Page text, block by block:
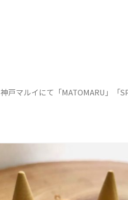
神⼾マルイにて「MATOMARU」「